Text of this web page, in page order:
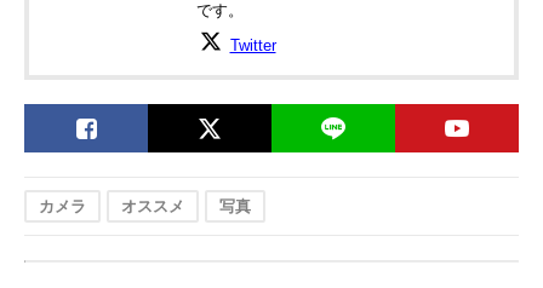
です。
Twitter
カメラ オススメ 写真